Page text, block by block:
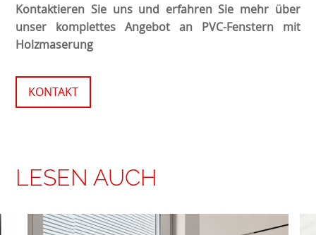
Kontaktieren Sie uns und erfahren Sie mehr über
unser komplettes Angebot an PVC-Fenstern mit
Holzmaserung
KONTAKT
LESEN AUCH